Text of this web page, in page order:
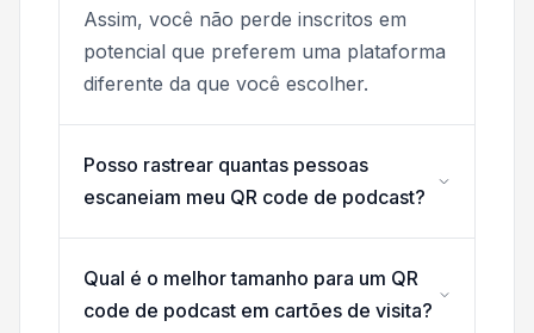
Assim, você não perde inscritos em
potencial que preferem uma plataforma
diferente da que você escolher.
Posso rastrear quantas pessoas
escaneiam meu QR code de podcast?
Qual é o melhor tamanho para um QR
code de podcast em cartões de visita?